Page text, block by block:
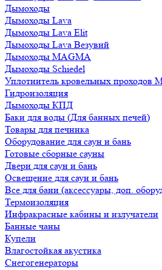
Дымоходы
Дымоходы Lava
Дымоходы Lava Elit
Дымоходы Lava Везувий
Дымоходы MAGMA
Дымоходы Schiedel
Уплотнитель кровельных проходов
Гидроизоляция
Дымоходы КПД
Баки для воды (Для банных печей)
Товары для печника
Оборудование для саун и бань
Готовые сборные сауны
Двери для саун и бань
Освещение для саун и бань
Все для бани (аксессуары, доп.
Термоизоляция
Инфракрасные кабины и излучатели
Банные чаны
Купели
Влагостойкая акустика
Снегогенераторы